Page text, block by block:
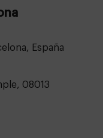
España
08013